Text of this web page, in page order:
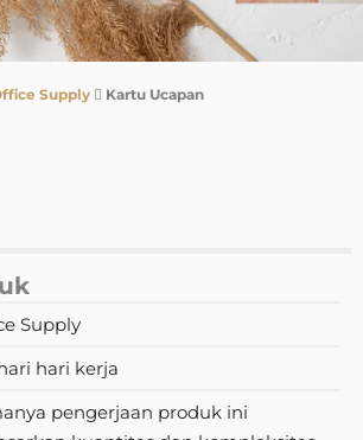
Supply Kartu Ucapan
Supply
hari kerja
pengerjaan produk ini